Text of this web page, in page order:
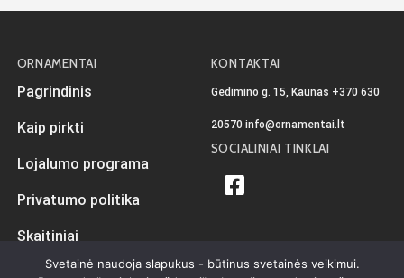
ORNAMENTAI
Pagrindinis
Kaip pirkti
Lojalumo programa
Privatumo politika
Skaitiniai
KONTAKTAI
Gedimino g. 15, Kaunas +370 630
20570 info@ornamentai.lt
SOCIALINIAI TINKLAI
Svetainė naudoja slapukus - būtinus svetainės veikimui.